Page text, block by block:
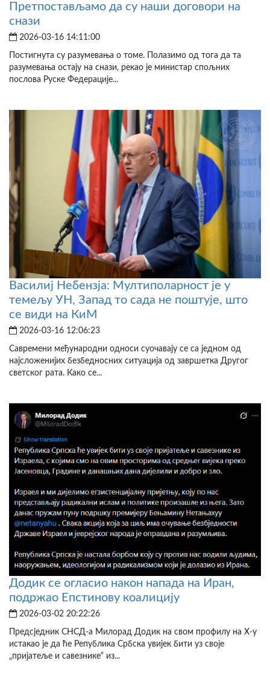
Претпостављамо да су наши договори на
снази
2026-03-16 14:11:00
Постигнута су разумевања о томе. Полазимо од тога да та
разумевања остају на снази, рекао је министар спољних
послова Руске Федерације...
Василиј Небензја: Мултиполарност је у
темељу УН, Запад то сада не поштује, што
се види на КиМ
2026-03-16 12:06:23
Савремени међународни односи суочавају се са једном од
најсложенијих безбедносних ситуација од завршетка Другог
светског рата. Како се...
Додик се огласио након напада на Иран,
подржао Епстинову коалицију
2026-03-02 20:22:26
Предсједник СНСД-а Милорад Додик на свом профилу на X-у
истакао је да ће Република Србска увијек бити уз своје
„пријатеље и савезнике“ из...